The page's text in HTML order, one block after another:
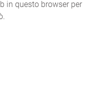
in questo browser per